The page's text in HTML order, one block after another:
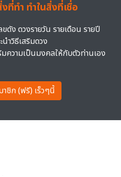
ที่ทำ ทำในสิ่งที่เชื่อ
ดัง ดวงรายวัน รายเดือน รายปี
ำวิธีเสริมดวง
ความเป็นมงคลให้กับตัวท่านเอง
ชิก (ฟรี) เร็วๆนี้